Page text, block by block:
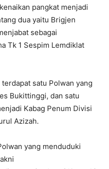
pangkat menjadi
dua yaitu Brigjen
sebagai
Tk 1 Sespim Lemdiklat
satu Polwan yang
Bukittinggi, dan satu
Kabag Penum Divisi
Azizah.
yang menduduki